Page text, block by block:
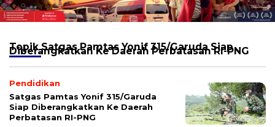
TopikSatgas Pamtas Yonif 315/Garuda Siap
Diberangkatkan Ke Daerah Perbatasan RI-PNG
Pendidikan
Satgas Pamtas Yonif 315/Garuda
Siap Diberangkatkan Ke Daerah
Perbatasan RI-PNG